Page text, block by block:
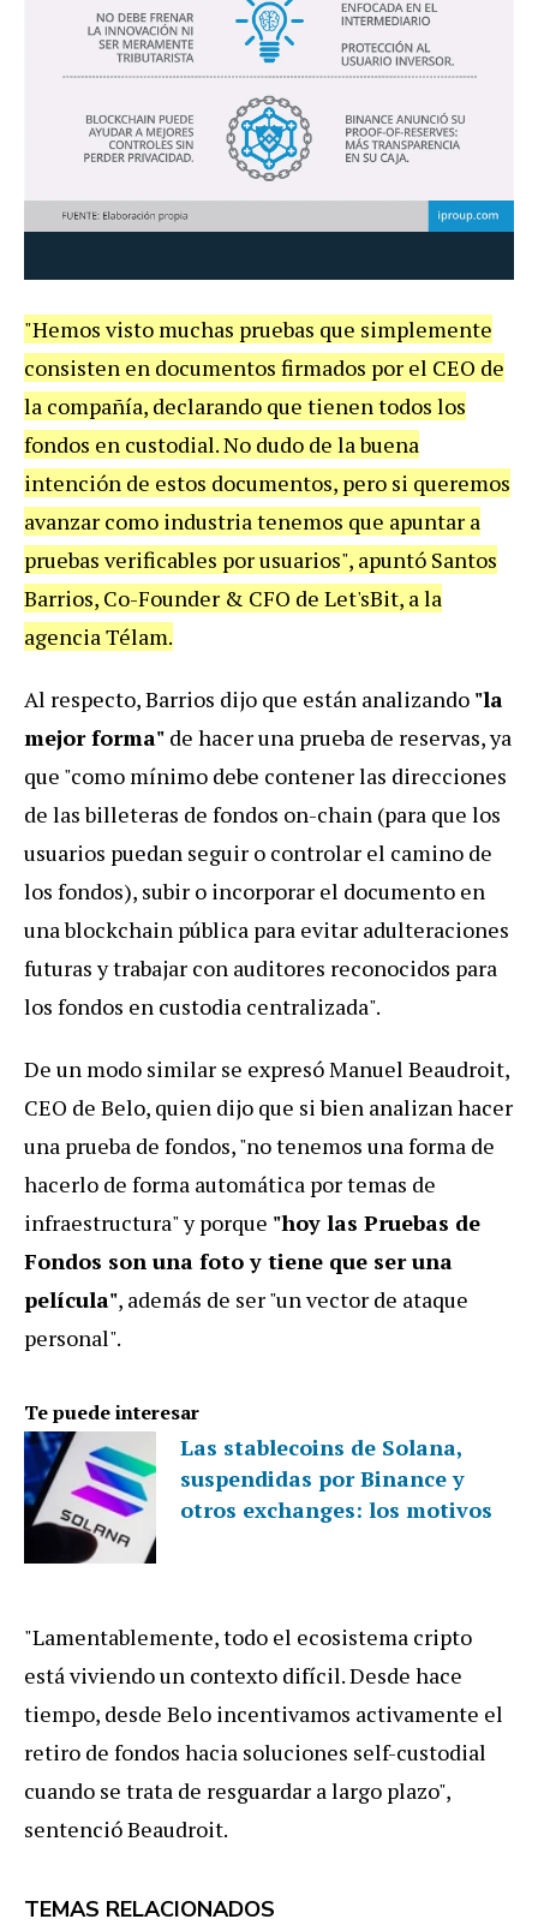
"Hemos visto muchas pruebas que simplemente
consisten en documentos firmados por el CEO de
la compañía, declarando que tienen todos los
fondos en custodial. No dudo de la buena
intención de estos documentos, pero si queremos
avanzar como industria tenemos que apuntar a
pruebas verificables por usuarios", apuntó Santos
Barrios, Co-Founder & CFO de Let'sBit, a la
agencia Télam.
Al respecto, Barrios dijo que están analizando "la
mejor forma" de hacer una prueba de reservas, ya
que "como mínimo debe contener las direcciones
de las billeteras de fondos on-chain (para que los
usuarios puedan seguir o controlar el camino de
los fondos), subir o incorporar el documento en
una blockchain pública para evitar adulteraciones
futuras y trabajar con auditores reconocidos para
los fondos en custodia centralizada".
De un modo similar se expresó Manuel Beaudroit,
CEO de Belo, quien dijo que si bien analizan hacer
una prueba de fondos, "no tenemos una forma de
hacerlo de forma automática por temas de
infraestructura" y porque "hoy las Pruebas de
Fondos son una foto y tiene que ser una
película", además de ser "un vector de ataque
personal".
Te puede interesar
Las stablecoins de Solana,
suspendidas por Binance y
otros exchanges: los motivos
"Lamentablemente, todo el ecosistema cripto
está viviendo un contexto difícil. Desde hace
tiempo, desde Belo incentivamos activamente el
retiro de fondos hacia soluciones self-custodial
cuando se trata de resguardar a largo plazo",
sentenció Beaudroit.
TEMAS RELACIONADOS